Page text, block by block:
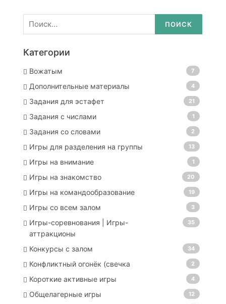
Найти:
Категории
Вожатым 7
Дополнительные материалы 4
Задания для эстафет 21
Задания с числами 1
Задания со словами 2
Игры для разделения на группы 13
Игры на внимание 1
Игры на знакомство 20
Игры на командообразование 19
Игры со всем залом 3
Игры-соревнования | Игры-
аттракционы
35
Конкурсы с залом 34
Конфликтный огонёк (свечка 2
Короткие активные игры 4
Общелагерные игры 12